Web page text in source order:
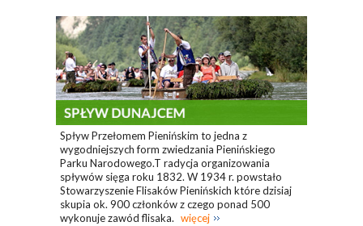
Spływ Przełomem Pienińskim to jedna z
wygodniejszych form zwiedzania Pienińskiego
Parku Narodowego.T radycja organizowania
spływów sięga roku 1832. W 1934 r. powstało
Stowarzyszenie Flisaków Pienińskich które dzisiaj
skupia ok. 900 członków z czego ponad 500
wykonuje zawód flisaka. więcej